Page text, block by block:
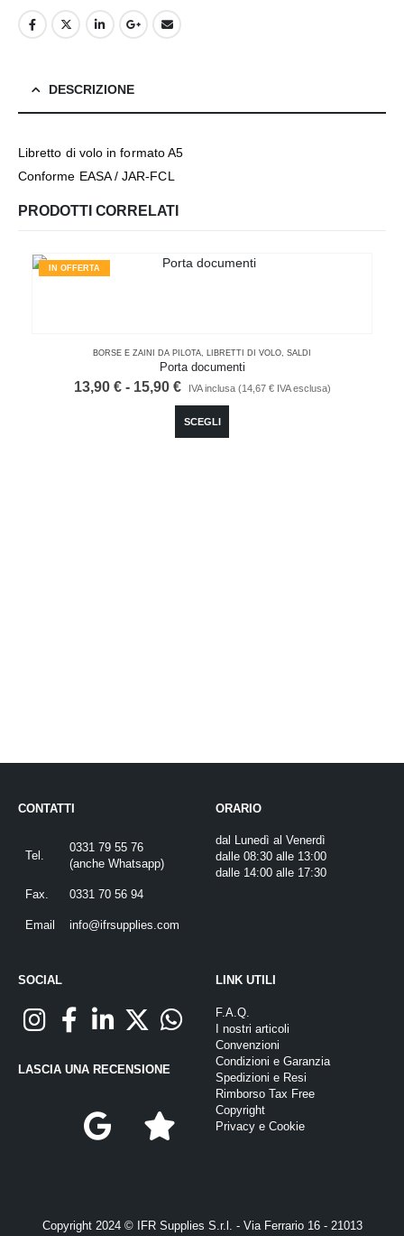
DESCRIZIONE
Libretto di volo in formato A5
Conforme EASA / JAR-FCL
PRODOTTI CORRELATI
IN OFFERTA
BORSE E ZAINI DA PILOTA LIBRETTI DI VOLO SALDI
Porta documenti
13,90 € - 15,90 €Fascia
da
13,90 €
IVA inclusa (14,67 €IVA esclusa)
SCEGLI
Questo prodotto ha più varianti. Le opzioni possono essere scelte nella pagina del prodotto
CONTATTI
Tel.
0331 79 55 76
(anche Whatsapp)
Fax. 0331 70 56 94
Email info@ifrsupplies.com
ORARIO
dal Lunedì al Venerdì
dalle 08:30 alle 13:00
dalle 14:00 alle 17:30
SOCIAL
LASCIA UNA RECENSIONE
LINK UTILI
F.A.Q.
I nostri articoli
Convenzioni
Condizioni e Garanzia
Spedizioni e Resi
Rimborso Tax Free
Copyright
Privacy e Cookie
Copyright 2024 © IFR Supplies S.r.l. - Via Ferrario 16 - 21013